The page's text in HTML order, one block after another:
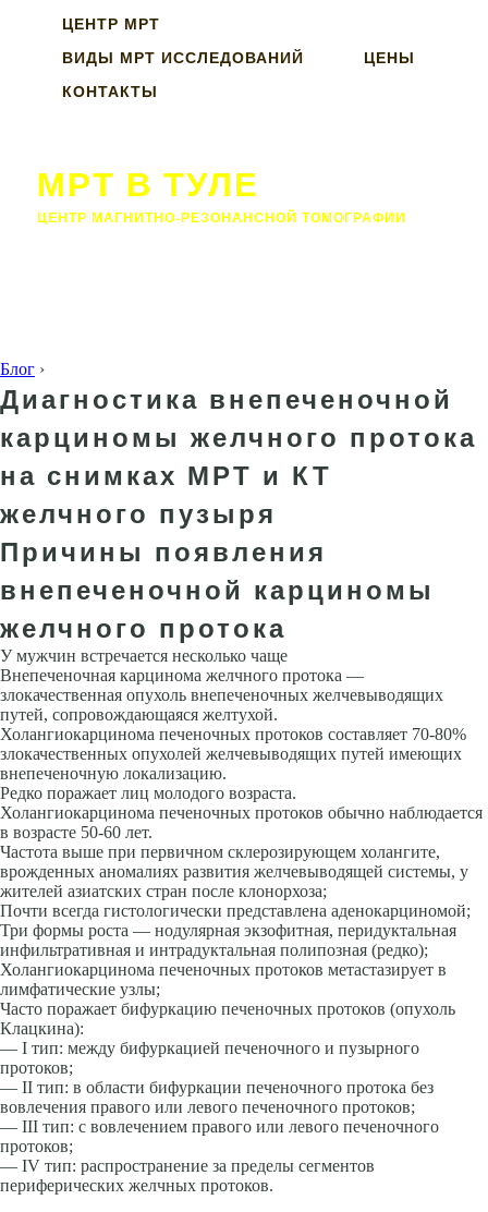
ЦЕНТР МРТ
ВИДЫ МРТ ИССЛЕДОВАНИЙ
ЦЕНЫ
КОНТАКТЫ
МРТ В ТУЛЕ
ЦЕНТР МАГНИТНО-РЕЗОНАНСНОЙ ТОМОГРАФИИ
Блог ›
Диагностика внепеченочной
карциномы желчного протока
на снимках МРТ и КТ
желчного пузыря
Причины появления
внепеченочной карциномы
желчного протока
У мужчин встречается несколько чаще
Внепеченочная карцинома желчного протока —
злокачественная опухоль внепеченочных желчевыводящих
путей, сопровождающаяся желтухой.
Холангиокарцинома печеночных протоков составляет 70-80%
злокачественных опухолей желчевыводящих путей имеющих
внепеченочную локализацию.
Редко поражает лиц молодого возраста.
Холангиокарцинома печеночных протоков обычно наблюдается
в возрасте 50-60 лет.
Частота выше при первичном склерозирующем холангите,
врожденных аномалиях развития желчевыводящей системы, у
жителей азиатских стран после клонорхоза;
Почти всегда гистологически представлена аденокарциномой;
Три формы роста — нодулярная экзофитная, перидуктальная
инфильтративная и интрадуктальная полипозная (редко);
Холангиокарцинома печеночных протоков метастазирует в
лимфатические узлы;
Часто поражает бифуркацию печеночных протоков (опухоль
Клацкина):
— I тип: между бифуркацией печеночного и пузырного
протоков;
— II тип: в области бифуркации печеночного протока без
вовлечения правого или левого печеночного протоков;
— III тип: с вовлечением правого или левого печеночного
протоков;
— IV тип: распространение за пределы сегментов
периферических желчных протоков.